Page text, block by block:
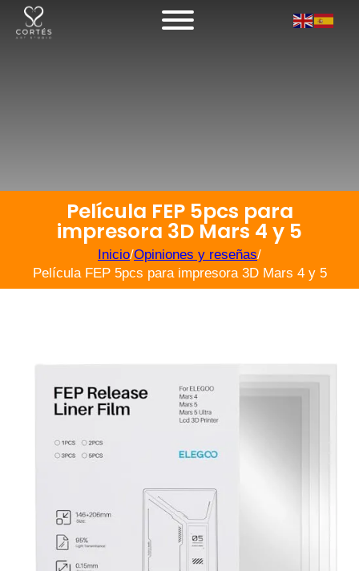
Película FEP 5pcs para
impresora 3D Mars 4 y 5
Inicio/Opiniones y reseñas/
Película FEP 5pcs para impresora 3D Mars 4 y 5